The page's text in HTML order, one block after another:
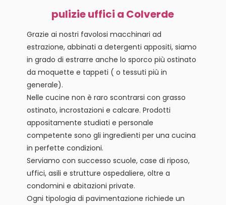
pulizie uffici a Colverde
Grazie ai nostri favolosi macchinari ad
estrazione, abbinati a detergenti appositi, siamo
in grado di estrarre anche lo sporco più ostinato
da moquette e tappeti ( o tessuti più in
generale).
Nelle cucine non è raro scontrarsi con grasso
ostinato, incrostazioni e calcare. Prodotti
appositamente studiati e personale
competente sono gli ingredienti per una cucina
in perfette condizioni.
Serviamo con successo scuole, case di riposo,
uffici, asili e strutture ospedaliere, oltre a
condomini e abitazioni private.
Ogni tipologia di pavimentazione richiede un